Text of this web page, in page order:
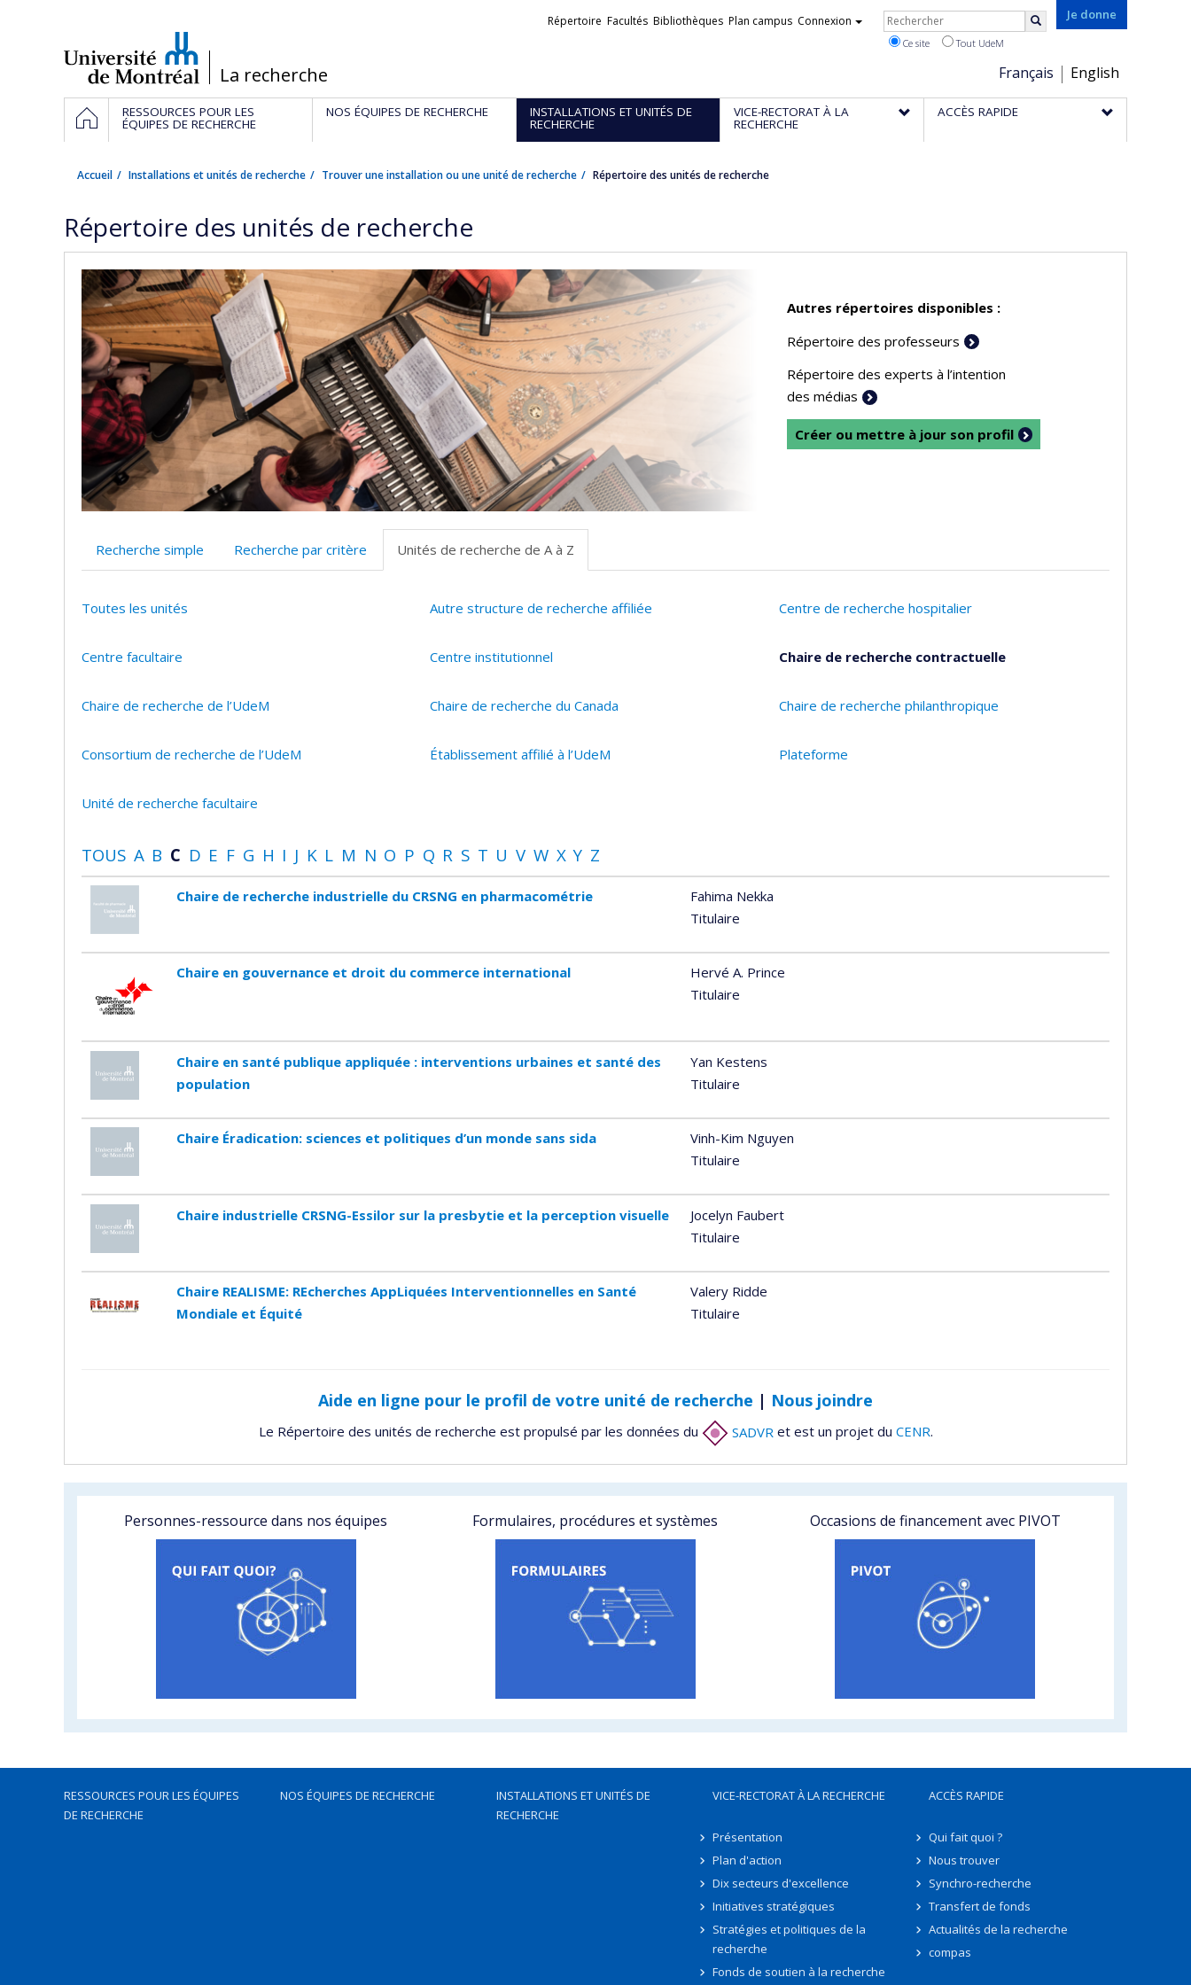
/La recherche
Je donne
Choix
de
la
Français English
Liens
Répertoire Facultés Bibliothèques Plan campus Connexion Rechercher
Ce site Tout UdeM
Navigation
principale
ACCUEILRESSOURCES POUR LES
ÉQUIPES DE RECHERCHE
NOS ÉQUIPES DE RECHERCHE INSTALLATIONS ET UNITÉS DE
RECHERCHE
VICE-RECTORAT À LA
RECHERCHE
ACCÈS RAPIDE
Accueil Installations et unités de recherche Trouver une installation ou une unité de recherche Répertoire des unités de recherche
Répertoire des unités de recherche
Autres répertoires disponibles :
Répertoire des professeurs
Répertoire des experts à l’intention
des médias
Créer ou mettre à jour son profil
Recherche simple Recherche par critère Unités de recherche de A à Z
Toutes les unités Autre structure de recherche affiliée Centre de recherche hospitalier
Centre facultaire Centre institutionnel Chaire de recherche contractuelle
Chaire de recherche de l’UdeM Chaire de recherche du Canada Chaire de recherche philanthropique
Consortium de recherche de l’UdeM Établissement affilié à l’UdeM Plateforme
Unité de recherche facultaire
TOUS A B C D E F G H I J K L M N O P Q R S T U V W X Y Z
Chaire de recherche industrielle du CRSNG en pharmacométrie
Fahima Nekka
Titulaire
Chaire en gouvernance et droit du commerce international
Hervé A. Prince
Titulaire
Chaire en santé publique appliquée : interventions urbaines et santé des
population
Yan Kestens
Titulaire
Chaire Éradication: sciences et politiques d’un monde sans sida
Vinh-Kim Nguyen
Titulaire
Chaire industrielle CRSNG-Essilor sur la presbytie et la perception visuelle
Jocelyn Faubert
Titulaire
Chaire REALISME: REcherches AppLiquées Interventionnelles en Santé
Mondiale et Équité
Valery Ridde
Titulaire
Aide en ligne pour le profil de votre unité de recherche | Nous joindre
Le Répertoire des unités de recherche est propulsé par les données du SADVR et est un projet du CENR.
Personnes-ressource dans nos équipes Formulaires, procédures et systèmes Occasions de financement avec PIVOT
RESSOURCES POUR LES ÉQUIPES
DE RECHERCHE
NOS ÉQUIPES DE RECHERCHE
INSTALLATIONS ET UNITÉS DE
RECHERCHE
VICE-RECTORAT À LA RECHERCHE
Présentation
Plan d'action
Dix secteurs d'excellence
Initiatives stratégiques
Stratégies et politiques de la
recherche
Fonds de soutien à la recherche
ACCÈS RAPIDE
Qui fait quoi ?
Nous trouver
Synchro-recherche
Transfert de fonds
Actualités de la recherche
compas